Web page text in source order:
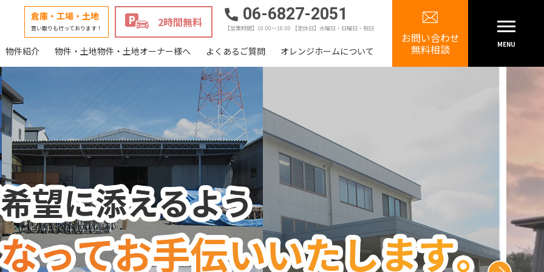
倉庫・工場・土地
買い取りも行っております！ 2時間無料 06-6827-2051
【営業時間】10:00～18:00 【定休日】水曜日・日曜日・祝日
物件紹介 物件・土地物件・土地オーナー様へ よくあるご質問 オレンジホームについて
お問い合わせ
無料相談 MENU